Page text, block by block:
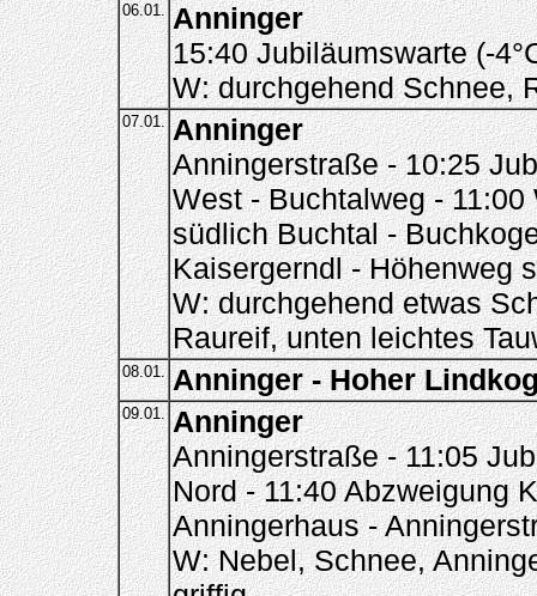
06.01. Anninger
15:40 Jubiläumswarte (-
W: durchgehend Schnee,
07.01. Anninger
Anningerstraße - 10:25
West - Buchtalweg -
südlich Buchtal -
Kaisergerndl - Höhenweg
W: durchgehend etwas
Raureif, unten leichtes
08.01. Anninger - Hoher
09.01. Anninger
Anningerstraße - 11:05
Nord - 11:40 Abzweigung
Anningerhaus -
W: Nebel, Schnee,